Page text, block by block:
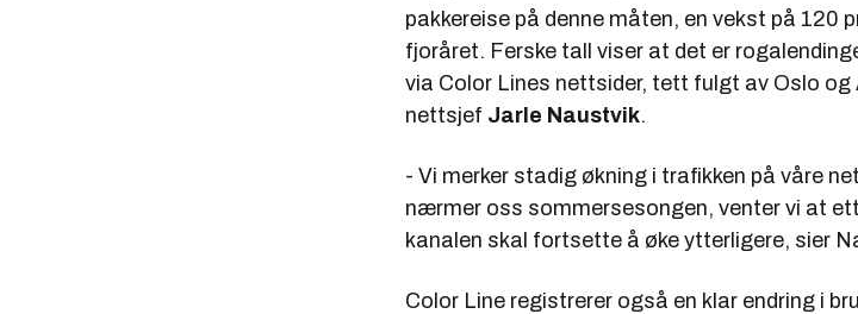
pakkereise på denne måten, en vekst på 120
fjoråret. Ferske tall viser at det er
via Color Lines nettsider, tett fulgt av Oslo og
nettsjef Jarle Naustvik.
- Vi merker stadig økning i trafikken på våre
nærmer oss sommersesongen, venter vi at
kanalen skal fortsette å øke ytterligere, sier
Color Line registrerer også en klar endring i